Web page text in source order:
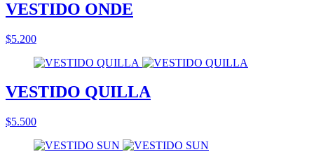
VESTIDO ONDE
$5.200
VESTIDO QUILLA
$5.500